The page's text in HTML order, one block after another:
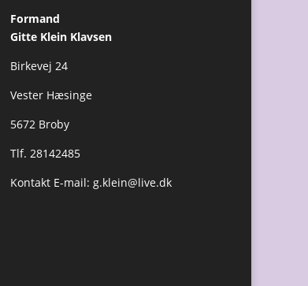
Formand
Gitte Klein Klavsen
Birkevej 24
Vester Hæsinge
5672 Broby
Tlf. 28142485
Kontakt E-mail: g.klein@live.dk